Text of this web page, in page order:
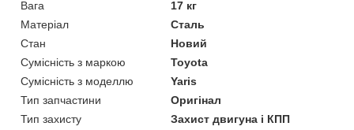
Вага
17 кг
Матеріал
Сталь
Стан
Новий
Сумісність з маркою
Toyota
Сумісність з моделлю
Yaris
Тип запчастини
Оригінал
Тип захисту
Захист двигуна і КПП